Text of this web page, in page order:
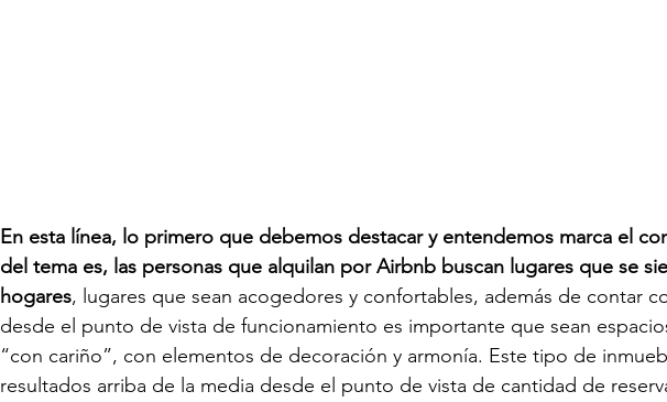
En esta línea, lo primero que debemos destacar y entendemos marca el
del tema es, las personas que alquilan por Airbnb buscan lugares que se
hogares, lugares que sean acogedores y confortables, además de contar
desde el punto de vista de funcionamiento es importante que sean
“con cariño”, con elementos de decoración y armonía. Este tipo de
resultados arriba de la media desde el punto de vista de cantidad de